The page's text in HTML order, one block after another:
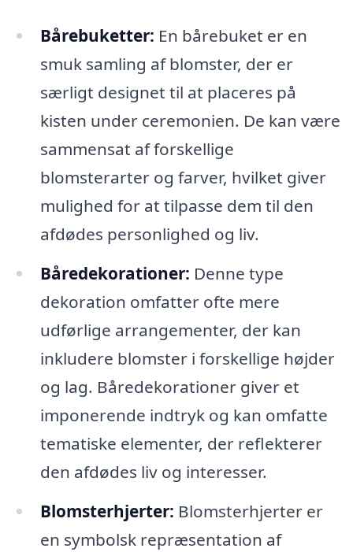
Bårebuketter: En bårebuket er en
smuk samling af blomster, der er
særligt designet til at placeres på
kisten under ceremonien. De kan være
sammensat af forskellige
blomsterarter og farver, hvilket giver
mulighed for at tilpasse dem til den
afdødes personlighed og liv.
Båredekorationer: Denne type
dekoration omfatter ofte mere
udførlige arrangementer, der kan
inkludere blomster i forskellige højder
og lag. Båredekorationer giver et
imponerende indtryk og kan omfatte
tematiske elementer, der reflekterer
den afdødes liv og interesser.
Blomsterhjerter: Blomsterhjerter er
en symbolsk repræsentation af